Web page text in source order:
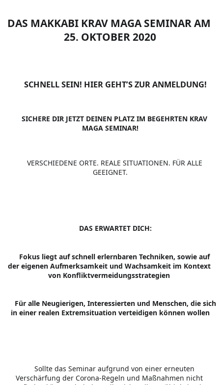
DAS MAKKABI KRAV MAGA SEMINAR AM
25. OKTOBER 2020
SCHNELL SEIN! HIER GEHT’S ZUR ANMELDUNG!
???? SICHERE DIR JETZT DEINEN PLATZ IM BEGEHRTEN KRAV
MAGA SEMINAR!
???? VERSCHIEDENE ORTE. REALE SITUATIONEN. FÜR ALLE
GEEIGNET.
???? DAS ERWARTET DICH:
Fokus liegt auf schnell erlernbaren Techniken, sowie auf
der eigenen Aufmerksamkeit und Wachsamkeit im Kontext
von Konfliktvermeidungsstrategien
Für alle Neugierigen, Interessierten und Menschen, die sich
in einer realen Extremsituation verteidigen können wollen
???? Sollte das Seminar aufgrund von einer erneuten
Verschärfung der Corona-Regeln und Maßnahmen nicht